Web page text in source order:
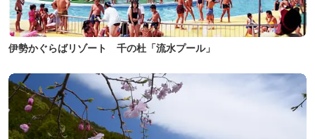
伊勢かぐらばリゾート 千の杜「流水プール」